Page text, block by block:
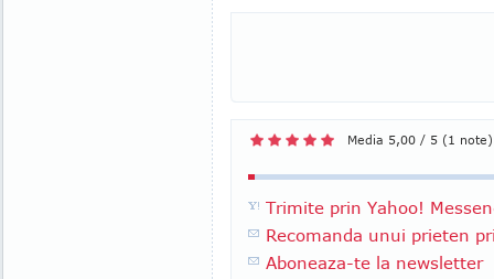
Media 5,00 / 5 (1 note)
Trimite prin Yahoo!
Recomanda unui prieten
Aboneaza-te la newsletter